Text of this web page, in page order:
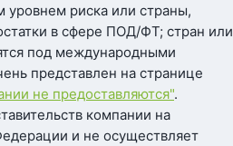
уровнем риска или страны,
в сфере ПОД/ФТ; стран или
под международными
представлен на странице
не предоставляются".
компании на
и не осуществляет